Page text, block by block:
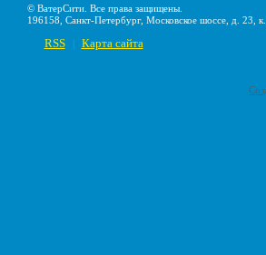
© ВатерСити. Все права защищены.
196158, Санкт-Петербург, Московское шоссе, д.
RSS Карта сайта